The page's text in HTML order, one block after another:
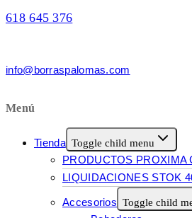
618 645 376
info@borraspalomas.com
Menú
Tienda Toggle child menu
PRODUCTOS PROXIMA
LIQUIDACIONES STOK
Accesorios Toggle child